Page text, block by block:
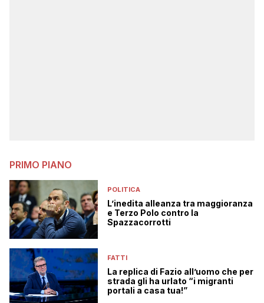
PRIMO PIANO
POLITICA
L’inedita alleanza tra maggioranza
e Terzo Polo contro la
Spazzacorrotti
FATTI
La replica di Fazio all’uomo che per
strada gli ha urlato “i migranti
portali a casa tua!”